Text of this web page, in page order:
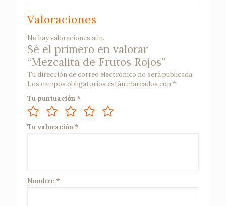
Valoraciones
No hay valoraciones aún.
Sé el primero en valorar
“Mezcalita de Frutos Rojos”
Tu dirección de correo electrónico no será publicada.
Los campos obligatorios están marcados con*
Tu puntuación *
Tu valoración *
Nombre *